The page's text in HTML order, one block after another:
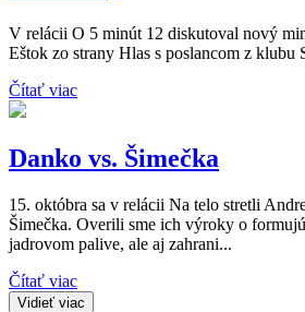
V relácii O 5 minút 12 diskutoval nový
Eštok zo strany Hlas s poslancom z klubu
Čítať viac
Danko vs. Šimečka
15. októbra sa v relácii Na telo stretli
Šimečka. Overili sme ich výroky o
jadrovom palive, ale aj zahrani...
Čítať viac
Vidieť viac